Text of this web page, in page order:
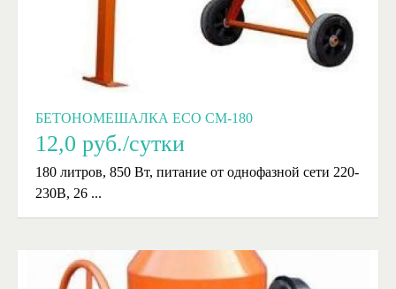
БЕТОНОМЕШАЛКА ECO CM-180
12,0 руб./сутки
180 литров, 850 Вт, питание от однофазной сети 220-
230В, 26 ...